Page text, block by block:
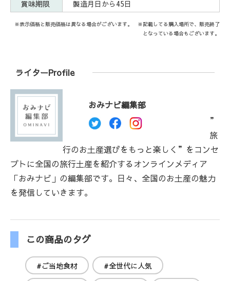
賞味期限 製造月日から45日
※表示価格と販売価格は異なる場合がございます。 ※記載してる購入場所で、販売終了
となっている場合もございます。
ライターProfile
おみナビ編集部
”
旅
行のお土産選びをもっと楽しく”をコンセ
プトに全国の旅行土産を紹介するオンラインメディア
「おみナビ」の編集部です。日々、全国のお土産の魅力
を発信していきます。
この商品のタグ
#ご当地食材 #全世代に人気